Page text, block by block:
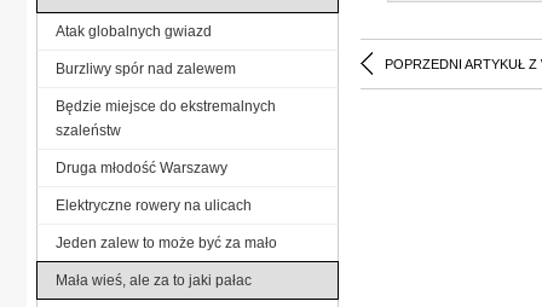
POPRZEDNI ARTYKUŁ Z
Atak globalnych gwiazd
Burzliwy spór nad zalewem
Będzie miejsce do ekstremalnych
szaleństw
Druga młodość Warszawy
Elektryczne rowery na ulicach
Jeden zalew to może być za mało
Mała wieś, ale za to jaki pałac